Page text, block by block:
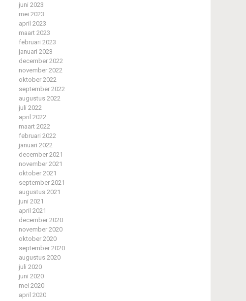
juni 2023
mei 2023
april 2023
maart 2023
februari 2023
januari 2023
december 2022
november 2022
oktober 2022
september 2022
augustus 2022
juli 2022
april 2022
maart 2022
februari 2022
januari 2022
december 2021
november 2021
oktober 2021
september 2021
augustus 2021
juni 2021
april 2021
december 2020
november 2020
oktober 2020
september 2020
augustus 2020
juli 2020
juni 2020
mei 2020
april 2020